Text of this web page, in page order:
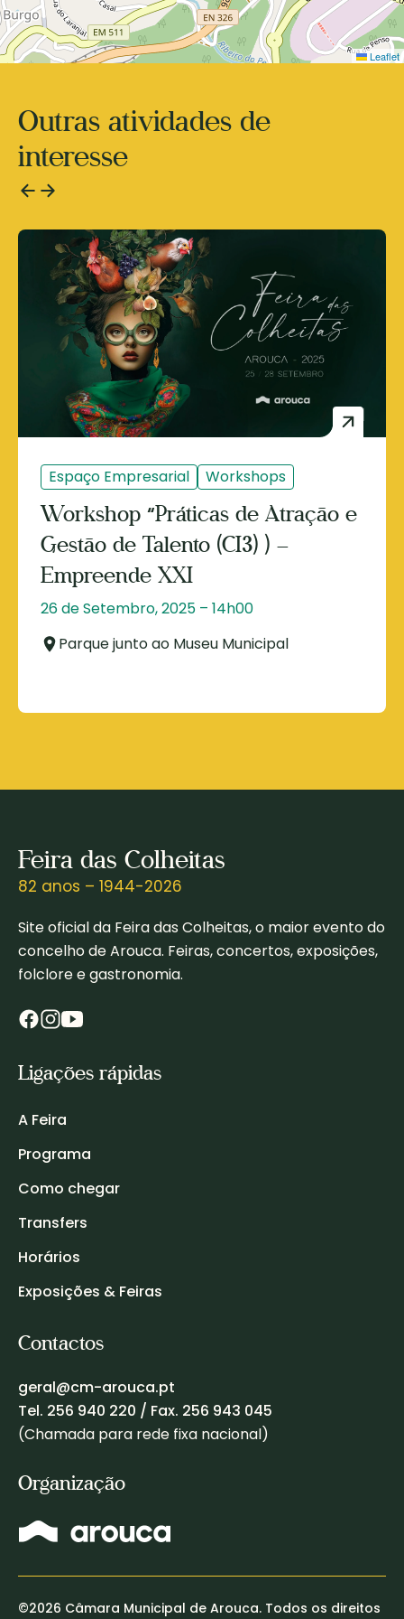
Leaflet
Outras atividades de
interesse
Espaço Empresarial Workshops
Workshop “Práticas de Atração e
Gestão de Talento (CI3) ) –
Empreende XXI
26 de Setembro, 2025 – 14h00
Parque junto ao Museu Municipal
Feira das Colheitas
82 anos – 1944-2026
Site oficial da Feira das Colheitas, o maior evento do
concelho de Arouca. Feiras, concertos, exposições,
folclore e gastronomia.
Ligações rápidas
A Feira
Programa
Como chegar
Transfers
Horários
Exposições & Feiras
Contactos
geral@cm-arouca.pt
Tel. 256 940 220 / Fax. 256 943 045
(Chamada para rede fixa nacional)
Organização
©2026 Câmara Municipal de Arouca. Todos os direitos